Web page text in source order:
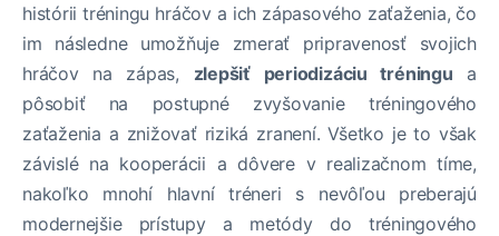
histórii tréningu hráčov a ich zápasového zaťaženia, čo
im následne umožňuje zmerať pripravenosť svojich
hráčov na zápas, zlepšiť periodizáciu tréningu a
pôsobiť na postupné zvyšovanie tréningového
zaťaženia a znižovať riziká zranení. Všetko je to však
závislé na kooperácii a dôvere v realizačnom tíme,
nakoľko mnohí hlavní tréneri s nevôľou preberajú
modernejšie prístupy a metódy do tréningového